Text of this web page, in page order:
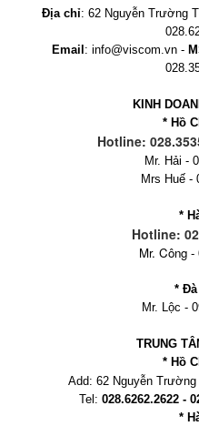
Địa chỉ: 62 Nguyễn Trường
Email : info@viscom.vn -
KINH
* Hồ
Hotline:
Mr. Hải -
Mrs Huế -
*
Hotline:
Mr. Công -
* Đà
Mr. Lộc -
TRUNG
* Hồ
Add: 62 Nguyễn Trường
Tel: 028.6262.2622 -
*